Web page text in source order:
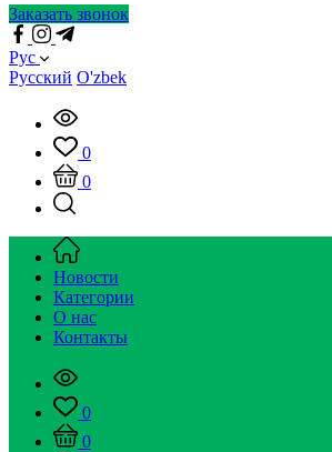
Заказать звонок
Рус
Русский O'zbek
0
0
Новости
Категории
О нас
Контакты
0
0